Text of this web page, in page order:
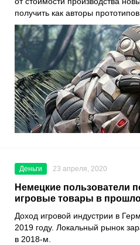
получить как авторы
Деньги 23 апреля, 2020
Немецкие пользователи
игровые товары в
Доход игровой индустрии в
2019 году. Локальный рынок
в 2018-м.